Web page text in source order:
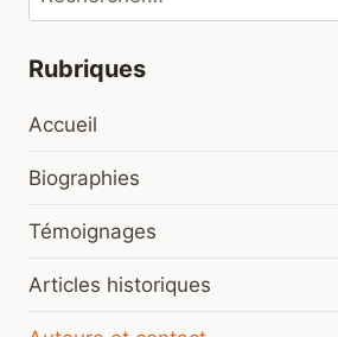
Rubriques
Accueil
Biographies
Témoignages
Articles historiques